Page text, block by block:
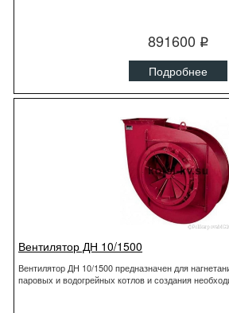
891600 q
Подробнее
Вентилятор ДН 10/1500
Вентилятор ДН 10/1500 предназначен для
паровых и водогрейных котлов и создания